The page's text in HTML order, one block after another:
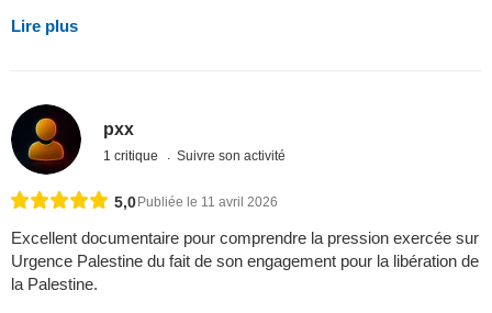
Lire plus
pxx
1 critique Suivre son activité
5,0Publiée le 11 avril 2026
Excellent documentaire pour comprendre la pression exercée sur
Urgence Palestine du fait de son engagement pour la libération de
la Palestine.